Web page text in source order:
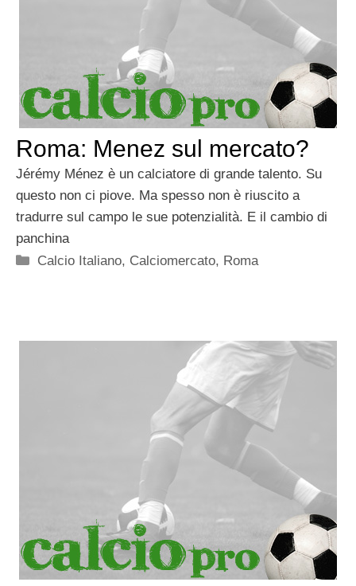
Roma: Menez sul mercato?
Jérémy Ménez è un calciatore di grande talento. Su
questo non ci piove. Ma spesso non è riuscito a
tradurre sul campo le sue potenzialità. E il cambio di
panchina
Categorie
Calcio Italiano, Calciomercato, Roma